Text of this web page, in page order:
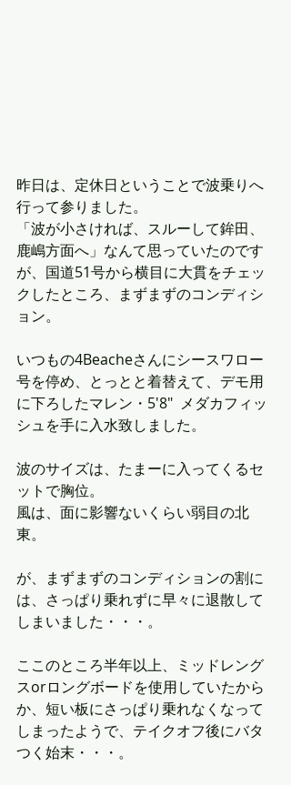
昨日は、定休日ということで波乗りへ
行って参りました。
「波が小さければ、スルーして鉾田、
鹿嶋方面へ」なんて思っていたのです
が、国道51号から横目に大貫をチェッ
クしたところ、まずまずのコンディシ
ョン。
いつもの4Beacheさんにシースワロー
号を停め、とっとと着替えて、デモ用
に下ろしたマレン・5'8"  メダカフィッ
シュを手に入水致しました。
波のサイズは、たまーに入ってくるセ
ットで胸位。
風は、面に影響ないくらい弱目の北
東。
が、まずまずのコンディションの割に
は、さっぱり乗れずに早々に退散して
しまいました・・・。
ここのところ半年以上、ミッドレング
スorロングボードを使用していたから
か、短い板にさっぱり乗れなくなって
しまったようで、テイクオフ後にバタ
つく始末・・・。